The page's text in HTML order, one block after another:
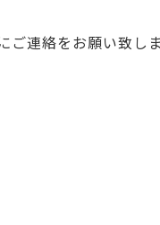
ご連絡をお願い致し